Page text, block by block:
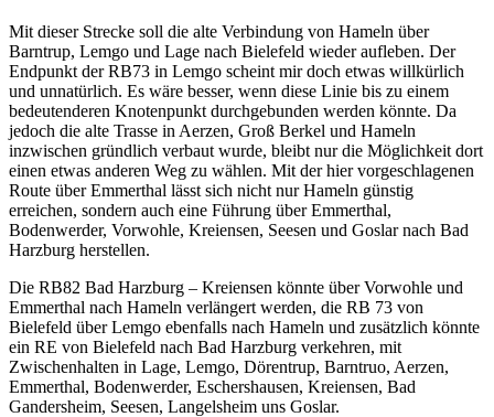
Mit dieser Strecke soll die alte Verbindung von Hameln über
Barntrup, Lemgo und Lage nach Bielefeld wieder aufleben. Der
Endpunkt der RB73 in Lemgo scheint mir doch etwas willkürlich
und unnatürlich. Es wäre besser, wenn diese Linie bis zu einem
bedeutenderen Knotenpunkt durchgebunden werden könnte. Da
jedoch die alte Trasse in Aerzen, Groß Berkel und Hameln
inzwischen gründlich verbaut wurde, bleibt nur die Möglichkeit dort
einen etwas anderen Weg zu wählen. Mit der hier vorgeschlagenen
Route über Emmerthal lässt sich nicht nur Hameln günstig
erreichen, sondern auch eine Führung über Emmerthal,
Bodenwerder, Vorwohle, Kreiensen, Seesen und Goslar nach Bad
Harzburg herstellen.
Die RB82 Bad Harzburg – Kreiensen könnte über Vorwohle und
Emmerthal nach Hameln verlängert werden, die RB 73 von
Bielefeld über Lemgo ebenfalls nach Hameln und zusätzlich könnte
ein RE von Bielefeld nach Bad Harzburg verkehren, mit
Zwischenhalten in Lage, Lemgo, Dörentrup, Barntruo, Aerzen,
Emmerthal, Bodenwerder, Eschershausen, Kreiensen, Bad
Gandersheim, Seesen, Langelsheim uns Goslar.